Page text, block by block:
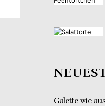
Galette wie